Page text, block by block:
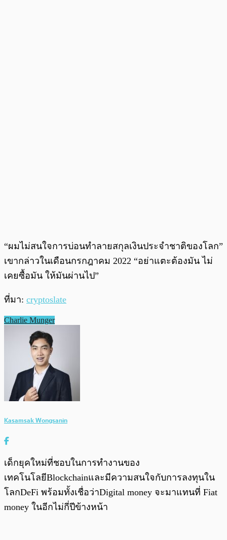
“ผมไม่สนใจการบ่อนทำลายสกุลเงินประจำชาติของโลก”
เขากล่าวในเดือนกรกฎาคม 2022 “อย่าแตะต้องมัน ไม่
เคยซื้อมัน ให้มันผ่านไป”
ที่มา: cryptoslate
Charlie Munger
Kasamsak Wongsanin
เด็กยุคใหม่ที่ชอบในการทำงานของ
เทคโนโลยีBlockchainและมีความสนใจกับการลงทุนใน
โลกDeFi พร้อมทั้งเชื่อว่าDigital money จะมาแทนที่ Fiat
money ในอีกไม่กี่ปีข้างหน้า